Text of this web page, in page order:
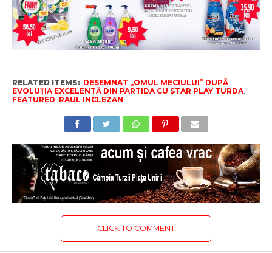
RELATED ITEMS: DESEMNAT „OMUL MECIULUI” DUPĂ
EVOLUȚIA EXCELENTĂ DIN PARTIDA CU STAR PLAY TURDA,
FEATURED, RAUL INCLEZAN
CLICK TO COMMENT